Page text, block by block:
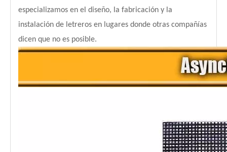
especializamos en el diseño, la fabricación y la
instalación de letreros en lugares donde otras compañías
dicen que no es posible.